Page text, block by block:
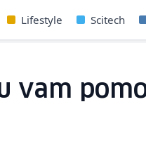
Lifestyle Scitech
vam